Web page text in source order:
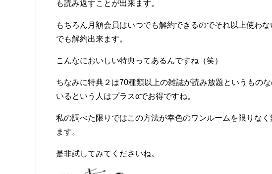
も読み返すことが出来ます。
もちろん月額会員はいつでも解約できるのでそれ以上使わ
でも解約出来ます。
こんなにおいしい特典ってあるんですね（笑）
ちなみに特典２は70種類以上の雑誌が読み放題というもの
いるという人はプラスαでお得ですね。
私の調べた限りではこの方法が幸色のワンルームを限りな
ます。
是非試してみてくださいね。